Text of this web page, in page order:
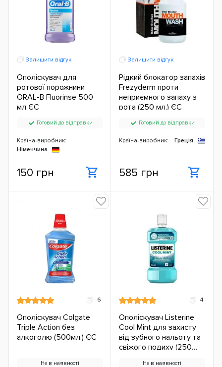
Залишити відгук
Ополіскувач для
ротової порожнини
ORAL-B Fluorinse 500
мл ЄС
Готовий до відправки
Країна-виробник:
Німеччина
150 грн
Залишити відгук
Рідкий блокатор запахів
Frezyderm проти
неприємного запаху з
рота (250 мл.) ЄС
Готовий до відправки
Країна-виробник: Греція
585 грн
6
Ополіскувач Colgate
Triple Action без
алкоголю (500мл.) ЄС
Не в наявності
4
Ополіскувач Listerine
Cool Mint для захисту
від зубного нальоту та
свіжого подиху (250
Не в наявності